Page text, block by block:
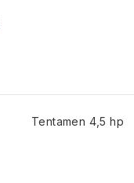
Tentamen 4,5 hp